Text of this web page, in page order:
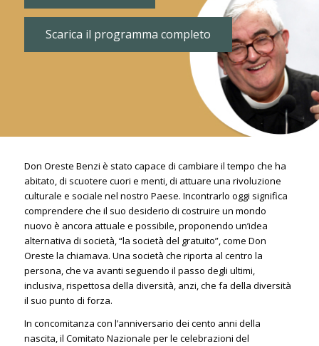
Scarica il programma completo
Don Oreste Benzi è stato capace di cambiare il tempo che ha
abitato, di scuotere cuori e menti, di attuare una rivoluzione
culturale e sociale nel nostro Paese. Incontrarlo oggi significa
comprendere che il suo desiderio di costruire un mondo
nuovo è ancora attuale e possibile, proponendo un’idea
alternativa di società, “la società del gratuito”, come Don
Oreste la chiamava. Una società che riporta al centro la
persona, che va avanti seguendo il passo degli ultimi,
inclusiva, rispettosa della diversità, anzi, che fa della diversità
il suo punto di forza.
In concomitanza con l’anniversario dei cento anni della
nascita, il Comitato Nazionale per le celebrazioni del